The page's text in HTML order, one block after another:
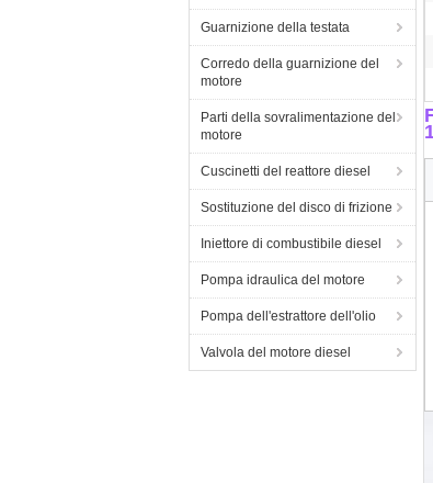
Guarnizione della testata
Corredo della guarnizione del
motore
Parti della sovralimentazione del
motore
Cuscinetti del reattore diesel
Sostituzione del disco di frizione
Iniettore di combustibile diesel
Pompa idraulica del motore
Pompa dell'estrattore dell'olio
Valvola del motore diesel